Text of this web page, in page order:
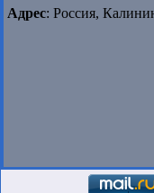
Адрес: Россия,